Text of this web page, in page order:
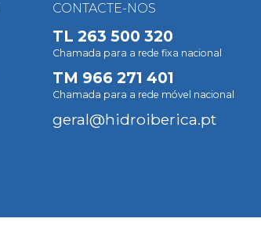
CONTACTE-NOS
TL 263 500 320
Chamada para a rede fixa nacional
TM 966 271 401
Chamada para a rede móvel nacional
geral@hidroiberica.pt